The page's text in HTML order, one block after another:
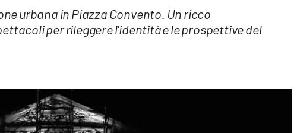
urbana in Piazza Convento. Un ricco
per rileggere l'identità e le prospettive del